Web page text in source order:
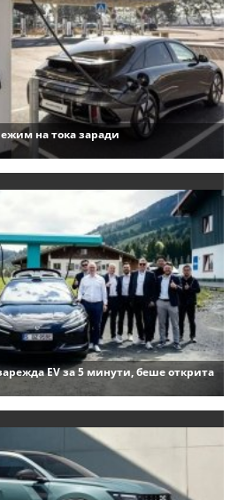
на тока заради
EV за 5 минути, беше открита